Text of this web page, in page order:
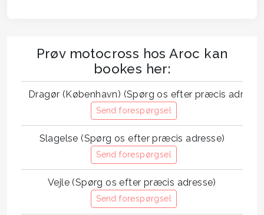
Prøv motocross hos Aroc kan
bookes her:
Dragør (København) (Spørg os efter præcis
Send forespørgsel
Slagelse (Spørg os efter præcis adresse)
Send forespørgsel
Vejle (Spørg os efter præcis adresse)
Send forespørgsel